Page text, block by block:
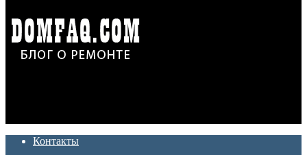
Контакты